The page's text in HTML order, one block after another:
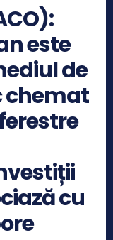
este
de
chemat
cu